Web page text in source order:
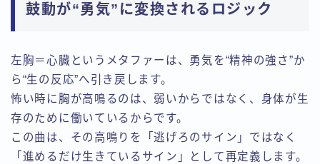
鼓動が“勇気”に変換されるロジック
左胸＝心臓というメタファーは、勇気を“精神の強さ”か
ら“生の反応”へ引き戻します。
怖い時に胸が高鳴るのは、弱いからではなく、身体が生
存のために働いているからです。
この曲は、その高鳴りを「逃げろのサイン」ではなく
「進めるだけ生きているサイン」として再定義します。